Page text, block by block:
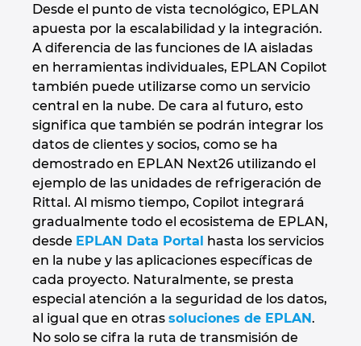
Desde el punto de vista tecnológico, EPLAN
apuesta por la escalabilidad y la integración.
A diferencia de las funciones de IA aisladas
en herramientas individuales, EPLAN Copilot
también puede utilizarse como un servicio
central en la nube. De cara al futuro, esto
significa que también se podrán integrar los
datos de clientes y socios, como se ha
demostrado en EPLAN Next26 utilizando el
ejemplo de las unidades de refrigeración de
Rittal. Al mismo tiempo, Copilot integrará
gradualmente todo el ecosistema de EPLAN,
desde EPLAN Data Portal hasta los servicios
en la nube y las aplicaciones específicas de
cada proyecto. Naturalmente, se presta
especial atención a la seguridad de los datos,
al igual que en otras soluciones de EPLAN.
No solo se cifra la ruta de transmisión de